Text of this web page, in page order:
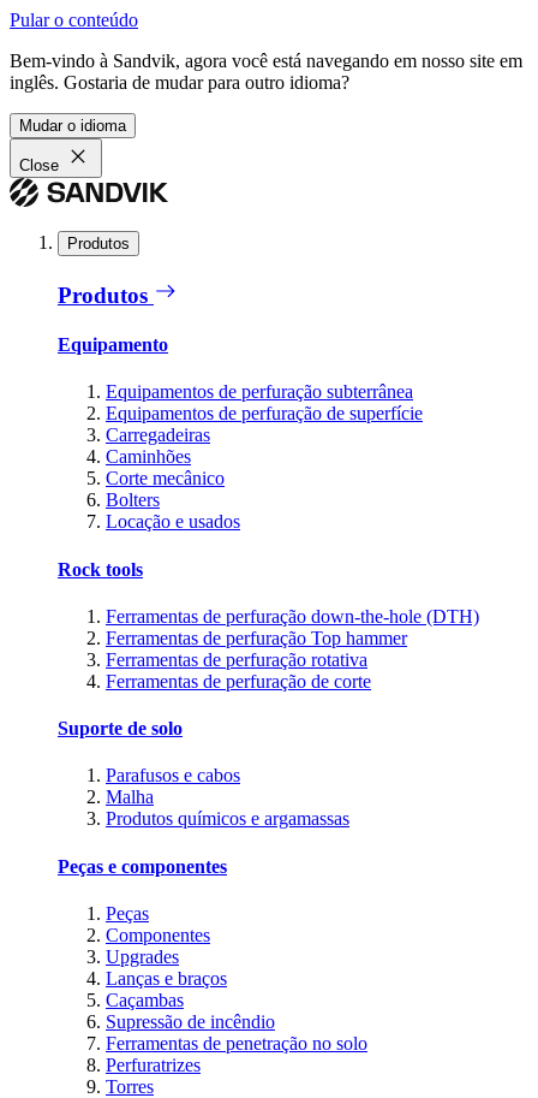
Pular o conteúdo
Bem-vindo à Sandvik, agora você está navegando em nosso site em
inglês. Gostaria de mudar para outro idioma?
Mudar o idioma
Close
Produtos
Produtos
Equipamento
Equipamentos de perfuração subterrânea
Equipamentos de perfuração de superfície
Carregadeiras
Caminhões
Corte mecânico
Bolters
Locação e usados
Rock tools
Ferramentas de perfuração down-the-hole (DTH)
Ferramentas de perfuração Top hammer
Ferramentas de perfuração rotativa
Ferramentas de perfuração de corte
Suporte de solo
Parafusos e cabos
Malha
Produtos químicos e argamassas
Peças e componentes
Peças
Componentes
Upgrades
Lanças e braços
Caçambas
Supressão de incêndio
Ferramentas de penetração no solo
Perfuratrizes
Torres